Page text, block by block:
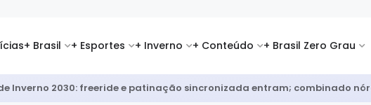
+ Brasil + Esportes + Inverno + Conteúdo + Brasil Zero Grau
de Rollerski 2026: favoritos se destacam na abertura da temporada